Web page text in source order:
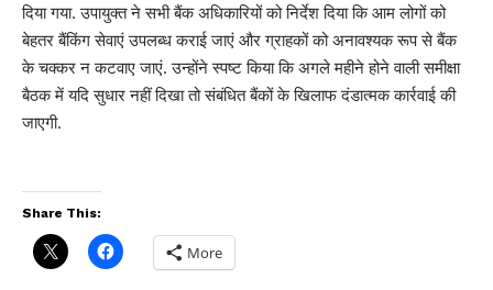
दिया गया. उपायुक्त ने सभी बैंक अधिकारियों को निर्देश दिया कि आम लोगों को
बेहतर बैंकिंग सेवाएं उपलब्ध कराई जाएं और ग्राहकों को अनावश्यक रूप से बैंक
के चक्कर न कटवाए जाएं. उन्होंने स्पष्ट किया कि अगले महीने होने वाली समीक्षा
बैठक में यदि सुधार नहीं दिखा तो संबंधित बैंकों के खिलाफ दंडात्मक कार्रवाई की
जाएगी.
Share This:
More